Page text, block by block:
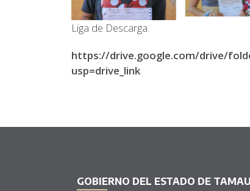
Liga de Descarga.
https://drive.google.com/drive/
usp=drive_link
GOBIERNO DEL ESTADO DE